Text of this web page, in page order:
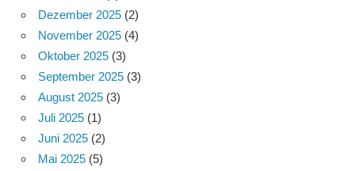
Dezember 2025 (2)
November 2025 (4)
Oktober 2025 (3)
September 2025 (3)
August 2025 (3)
Juli 2025 (1)
Juni 2025 (2)
Mai 2025 (5)